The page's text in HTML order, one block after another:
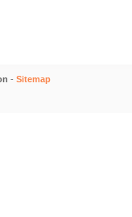
- Sitemap